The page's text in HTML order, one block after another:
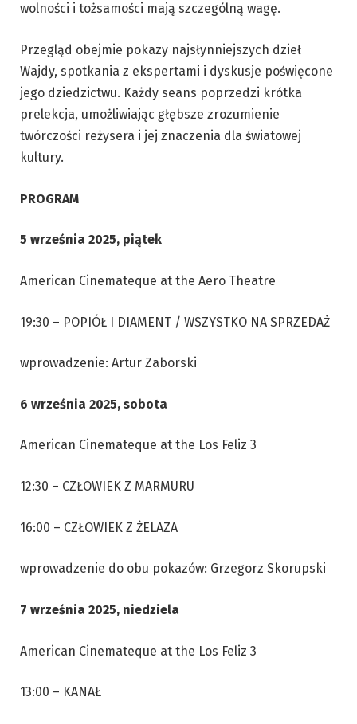
wolności i tożsamości mają szczególną wagę.
Przegląd obejmie pokazy najsłynniejszych dzieł
Wajdy, spotkania z ekspertami i dyskusje poświęcone
jego dziedzictwu. Każdy seans poprzedzi krótka
prelekcja, umożliwiając głębsze zrozumienie
twórczości reżysera i jej znaczenia dla światowej
kultury.
PROGRAM
5 września 2025, piątek
American Cinemateque at the Aero Theatre
19:30 – POPIÓŁ I DIAMENT / WSZYSTKO NA SPRZEDAŻ
wprowadzenie: Artur Zaborski
6 września 2025, sobota
American Cinemateque at the Los Feliz 3
12:30 – CZŁOWIEK Z MARMURU
16:00 – CZŁOWIEK Z ŻELAZA
wprowadzenie do obu pokazów: Grzegorz Skorupski
7 września 2025, niedziela
American Cinemateque at the Los Feliz 3
13:00 – KANAŁ